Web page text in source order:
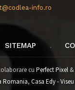
info.ro
SITEMAP
cu Perfect Pixel&
Romania, Casa Edy -